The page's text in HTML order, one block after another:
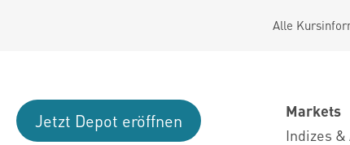
Alle
Jetzt Depot eröffnen
Markets
Indizes